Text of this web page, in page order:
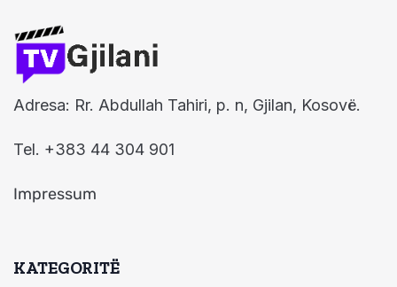
Adresa: Rr. Abdullah Tahiri, p. n, Gjilan, Kosovë.
Tel. +383 44 304 901
Impressum
KATEGORITË